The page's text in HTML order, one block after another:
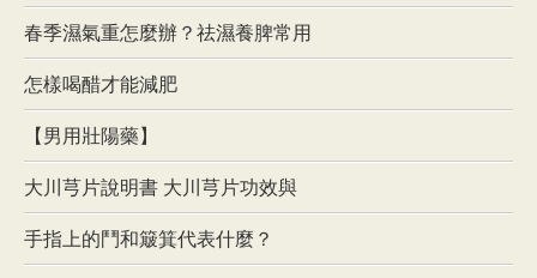
春季濕氣重怎麼辦？祛濕養脾常用
怎樣喝醋才能減肥
【男用壯陽藥】
大川芎片說明書 大川芎片功效與
手指上的鬥和簸箕代表什麼？